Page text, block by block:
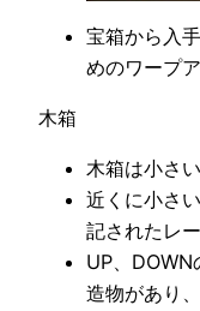
宝箱から入
めのワープ
木箱
木箱は小さ
近くに小さ
記されたレ
UP、DOWN
造物があり